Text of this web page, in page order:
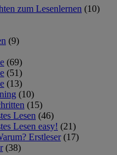
zum Lesenlernen (10)
(9)
(69)
(51)
(13)
(10)
(15)
Lesen (46)
Lesen easy! (21)
Erstleser (17)
(38)